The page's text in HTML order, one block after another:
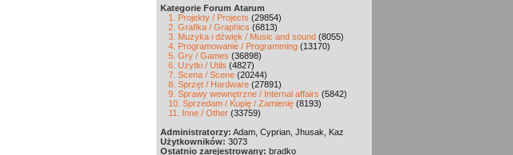
Kategorie Forum Atarum
1. Projekty / Projects (29854)
2. Grafika / Graphics (6813)
3. Muzyka i dźwięk / Music and sound (8055)
4. Programowanie / Programming (13170)
5. Gry / Games (36898)
6. Użytki / Utils (4827)
7. Scena / Scene (20244)
8. Sprzęt / Hardware (27891)
9. Sprawy wewnętrzne / Internal affairs (5842)
10. Sprzedam / Kupię / Zamienię (8193)
11. Inne / Other (33759)
Administratorzy: Adam, Cyprian, Jhusak, Kaz
Użytkowników: 3073
Ostatnio zarejestrowany: bradko